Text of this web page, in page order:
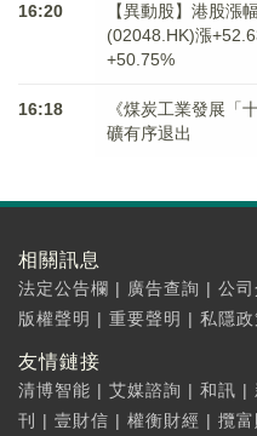
16:20
【異動股】港股漲
(02048.HK)漲
+50.75%
16:18
《煤炭工業發展「
礦有序退出
相關訊息
法定公告欄 | 廣告查詢 | 公司
版權聲明 | 重要聲明 | 私隱政
友情鏈接
清博智能 | 艾媒諮詢 | 和訊 |
刊
| 壹財信 | 權衡財經 | 攬富